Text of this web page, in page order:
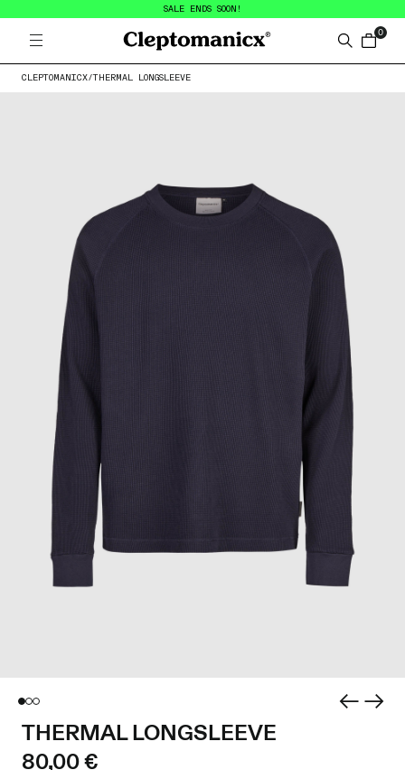
SALE ENDS SOON!
Open menu
Cleptomanicx
Search
0
items
CLEPTOMANICX/THERMAL LONGSLEEVE
THERMAL LONGSLEEVE
80,00 €